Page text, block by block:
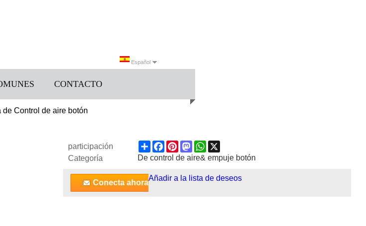
Español
CONTACTO
de Control de aire botón
participación
ShareFacebook
PinterestMastodonWhatsApp
Categoría
De control de aire& empuje botón
Conecta ahora
Añadir a la lista de deseos